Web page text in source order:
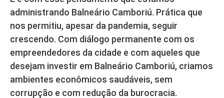
administrando Balneário Camboriú. Prática que
nos permitiu, apesar da pandemia, seguir
crescendo. Com diálogo permanente com os
empreendedores da cidade e com aqueles que
desejam investir em Balneário Camboriú, criamos
ambientes econômicos saudáveis, sem
corrupção e com redução da burocracia.